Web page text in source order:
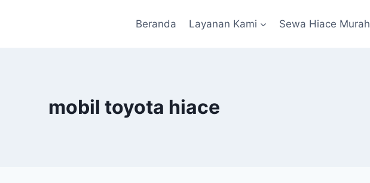
Beranda Layanan Kami Sewa Hiace Murah
mobil toyota hiace